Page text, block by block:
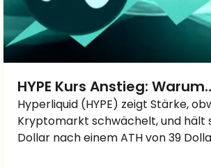
HYPE Kurs Anstieg: Warum
Hyperliquid trotz
steigt?
Hyperliquid (HYPE) zeigt Stärke,
Kryptomarkt schwächelt, und hält
Dollar nach einem ATH von 39